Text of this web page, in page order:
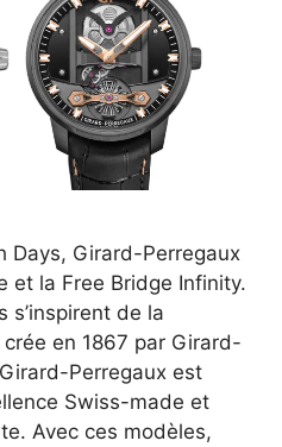
Days, Girard-Perregaux
et la Free Bridge Infinity.
s’inspirent de la
en 1867 par Girard-
Perregaux est
Swiss-made et
Avec ces modèles,